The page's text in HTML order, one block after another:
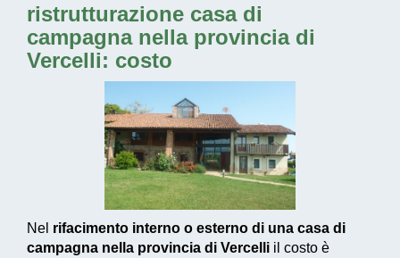
ristrutturazione casa di
campagna nella provincia di
Vercelli: costo
Nel rifacimento interno o esterno di una casa di
campagna nella provincia di Vercelli il costo è